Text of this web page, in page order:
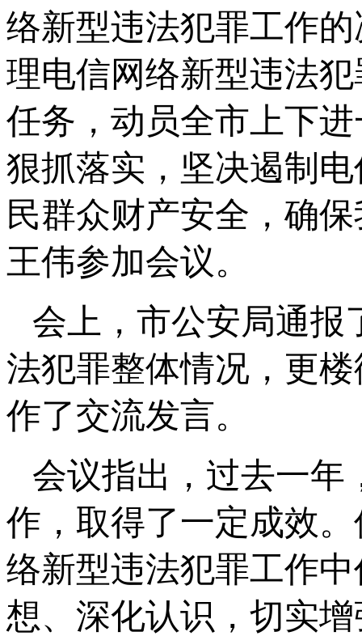
络新型违法犯罪工作
理电信网络新型违法
任务，动员全市上下
狠抓落实，坚决遏制
民群众财产安全，确
王伟参加会议。
会上，市公安局通报
法犯罪整体情况，更
作了交流发言。
会议指出，过去一年
作，取得了一定成效
络新型违法犯罪工作
想、深化认识，切实